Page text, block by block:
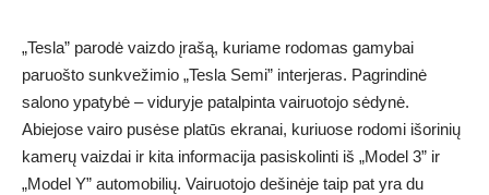
„Tesla” parodė vaizdo įrašą, kuriame rodomas gamybai
paruošto sunkvežimio „Tesla Semi” interjeras. Pagrindinė
salono ypatybė – viduryje patalpinta vairuotojo sėdynė.
Abiejose vairo pusėse platūs ekranai, kuriuose rodomi išorinių
kamerų vaizdai ir kita informacija pasiskolinti iš „Model 3” ir
„Model Y” automobilių. Vairuotojo dešinėje taip pat yra du